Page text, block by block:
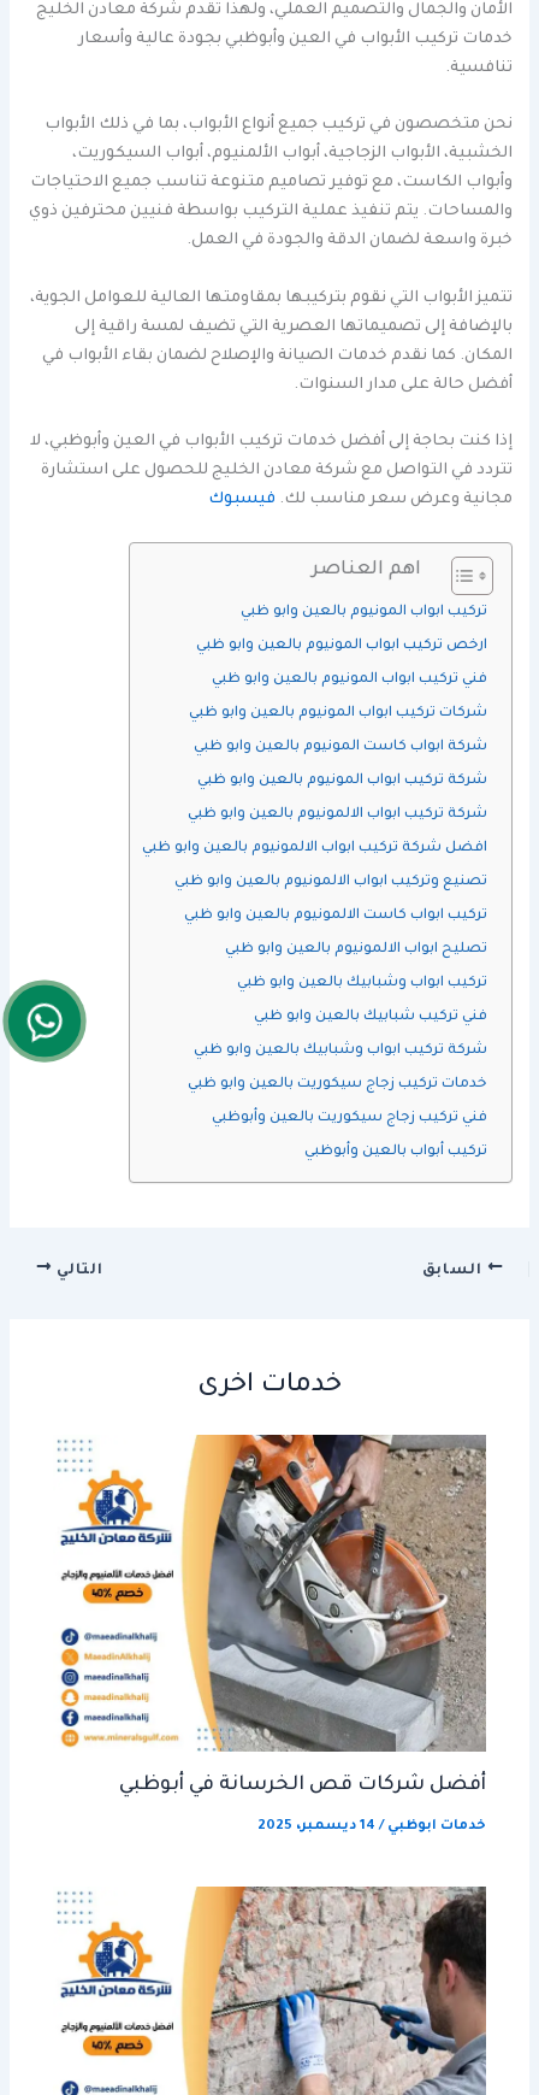
الأمان والجمال والتصميم العملي، ولهذا تقدم شركة معادن الخليج
خدمات تركيب الأبواب في العين وأبوظبي بجودة عالية وأسعار
تنافسية.
نحن متخصصون في تركيب جميع أنواع الأبواب، بما في ذلك الأبواب
الخشبية، الأبواب الزجاجية، أبواب الألمنيوم، أبواب السيكوريت،
وأبواب الكاست، مع توفير تصاميم متنوعة تناسب جميع الاحتياجات
والمساحات. يتم تنفيذ عملية التركيب بواسطة فنيين محترفين ذوي
خبرة واسعة لضمان الدقة والجودة في العمل.
تتميز الأبواب التي نقوم بتركيبها بمقاومتها العالية للعوامل الجوية،
بالإضافة إلى تصميماتها العصرية التي تضيف لمسة راقية إلى
المكان. كما نقدم خدمات الصيانة والإصلاح لضمان بقاء الأبواب في
أفضل حالة على مدار السنوات.
إذا كنت بحاجة إلى أفضل خدمات تركيب الأبواب في العين وأبوظبي، لا
تتردد في التواصل مع شركة معادن الخليج للحصول على استشارة
مجانية وعرض سعر مناسب لك. فيسبوك
اهم العناصر
تركيب ابواب المونيوم بالعين وابو ظبي
ارخص تركيب ابواب المونيوم بالعين وابو ظبي
فني تركيب ابواب المونيوم بالعين وابو ظبي
شركات تركيب ابواب المونيوم بالعين وابو ظبي
شركة ابواب كاست المونيوم بالعين وابو ظبي
شركة تركيب ابواب المونيوم بالعين وابو ظبي
شركة تركيب ابواب الالمونيوم بالعين وابو ظبي
افضل شركة تركيب ابواب الالمونيوم بالعين وابو ظبي
تصنيع وتركيب ابواب الالمونيوم بالعين وابو ظبي
تركيب ابواب كاست الالمونيوم بالعين وابو ظبي
تصليح ابواب الالمونيوم بالعين وابو ظبي
تركيب ابواب وشبابيك بالعين وابو ظبي
فني تركيب شبابيك بالعين وابو ظبي
شركة تركيب ابواب وشبابيك بالعين وابو ظبي
خدمات تركيب زجاج سيكوريت بالعين وابو ظبي
فني تركيب زجاج سيكوريت بالعين وأبوظبي
تركيب أبواب بالعين وأبوظبي
السابق التالي
خدمات اخرى
أفضل شركات قص الخرسانة في أبوظبي
خدمات ابوظبي / 14 ديسمبر، 2025